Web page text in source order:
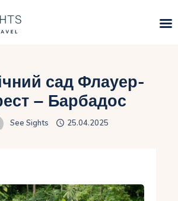
сад Флауер-
– Барбадос
See Sights 25.04.2025